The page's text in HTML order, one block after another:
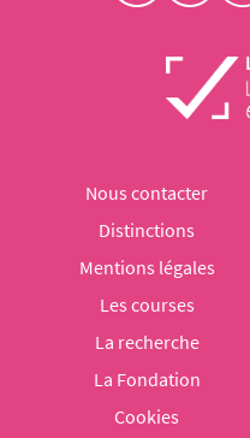
Nous contacter
Distinctions
Mentions légales
Les courses
La recherche
La Fondation
Cookies